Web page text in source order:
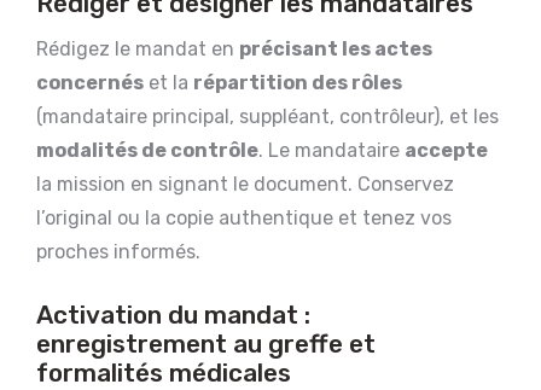
Rédigez le mandat en précisant les actes
concernés et la répartition des rôles
(mandataire principal, suppléant, contrôleur), et les
modalités de contrôle. Le mandataire accepte
la mission en signant le document. Conservez
l’original ou la copie authentique et tenez vos
proches informés.
Activation du mandat :
enregistrement au greffe et
formalités médicales